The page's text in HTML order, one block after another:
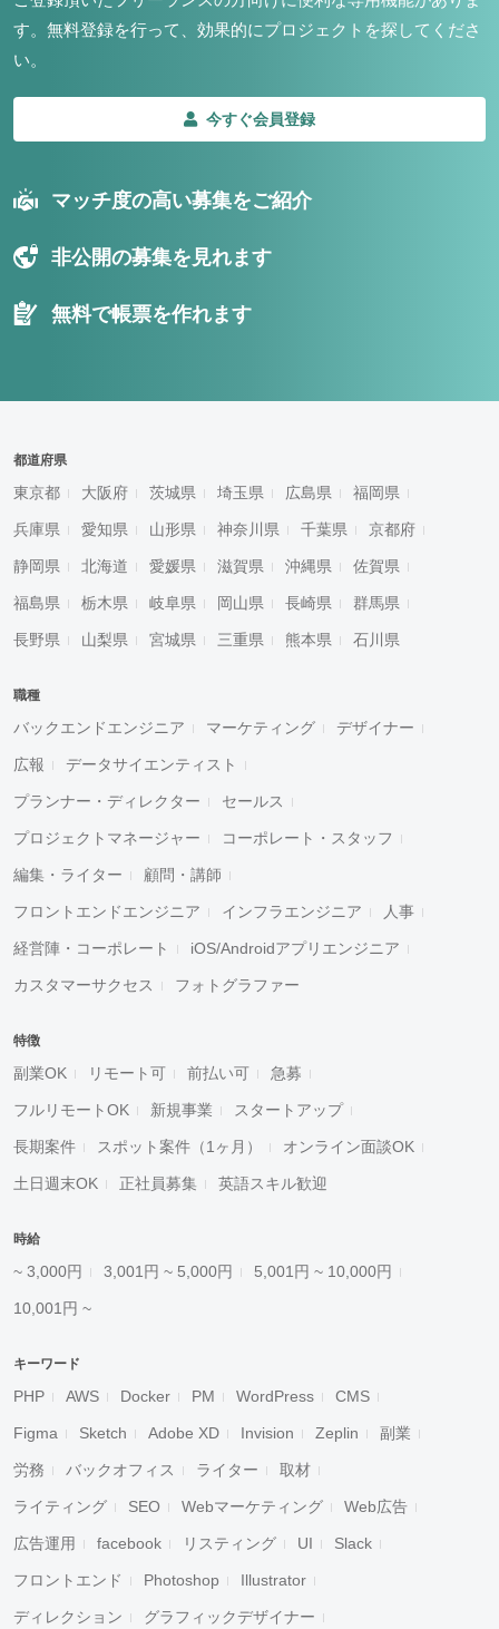
す。 無料登録を行って、効果的にプロジェクトを探してくださ
い。
今すぐ会員登録
マッチ度の高い募集をご紹介
非公開の募集を見れます
無料で帳票を作れます
都道府県
東京都 大阪府 茨城県 埼玉県 広島県 福岡県
兵庫県 愛知県 山形県 神奈川県 千葉県 京都府
静岡県 北海道 愛媛県 滋賀県 沖縄県 佐賀県
福島県 栃木県 岐阜県 岡山県 長崎県 群馬県
長野県 山梨県 宮城県 三重県 熊本県 石川県
職種
バックエンドエンジニア マーケティング デザイナー
広報 データサイエンティスト
プランナー・ディレクター セールス
プロジェクトマネージャー コーポレート・スタッフ
編集・ライター 顧問・講師
フロントエンドエンジニア インフラエンジニア 人事
経営陣・コーポレート iOS/Androidアプリエンジニア
カスタマーサクセス フォトグラファー
特徴
副業OK リモート可 前払い可 急募
フルリモートOK 新規事業 スタートアップ
長期案件 スポット案件（1ヶ月） オンライン面談OK
土日週末OK 正社員募集 英語スキル歓迎
時給
~ 3,000円 3,001円 ~ 5,000円 5,001円 ~ 10,000円
10,001円 ~
キーワード
PHP AWS Docker PM WordPress CMS
Figma Sketch Adobe XD Invision Zeplin 副業
労務 バックオフィス ライター 取材
ライティング SEO Webマーケティング Web広告
広告運用 facebook リスティング UI Slack
フロントエンド Photoshop Illustrator
ディレクション グラフィックデザイナー